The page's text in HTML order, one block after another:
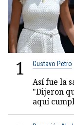
1 Gustavo Petro
Así fue la
"Dijeron
aquí